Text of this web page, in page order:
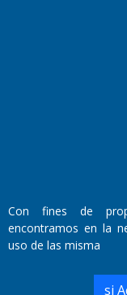
Domicilio Legal: José
Santa Rosa, La Pampa.
RL-2019-55551274-APN-
Con fines de
encontramos en la
uso de las misma
si